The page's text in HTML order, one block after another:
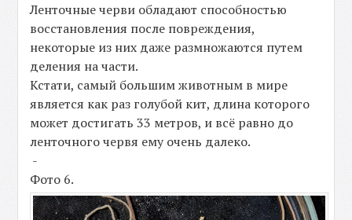
Ленточные черви обладают способностью
восстановления после повреждения,
некоторые из них даже размножаются путем
деления на части.
Кстати, самый большим животным в мире
является как раз голубой кит, длина которого
может достигать 33 метров, и всё равно до
ленточного червя ему очень далеко.
-
Фото 6.